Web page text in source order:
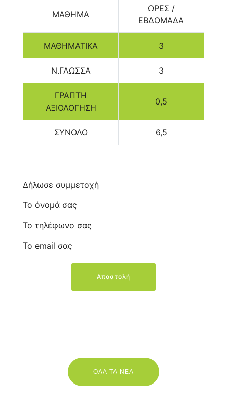
ΜΑΘΗΜΑ
ΩΡΕΣ /
ΕΒΔΟΜΑΔΑ
ΜΑΘΗΜΑΤΙΚΑ 3
Ν.ΓΛΩΣΣΑ 3
ΓΡΑΠΤΗ
ΑΞΙΟΛΟΓΗΣΗ
0,5
ΣΥΝΟΛΟ 6,5
Δήλωσε συμμετοχή
Το όνομά σας
Το τηλέφωνο σας
Το email σας
Αποστολή
ΟΛΑ ΤΑ ΝΕΑ